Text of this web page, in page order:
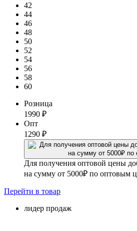
42
44
46
48
50
52
54
56
58
60
Розница
1990 ₽
Опт
1290 ₽
Для получения оптовой цены
на сумму от 5000₽ по оптовым
Перейти в товар
лидер продаж